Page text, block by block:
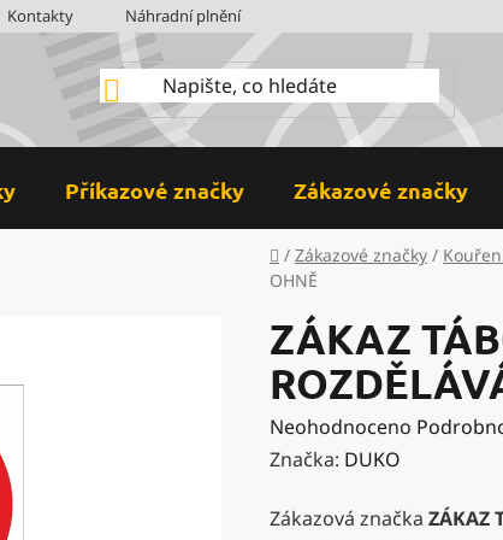
Kontakty Náhradní plnění
Příkazové značky Zákazové značky
Domů
/ Zákazové značky /
OHNĚ
ZÁKAZ
Průměrné
hodnocení
je
Neohodnoceno
Značka: DUKO
Zákazová značka ZÁKAZ